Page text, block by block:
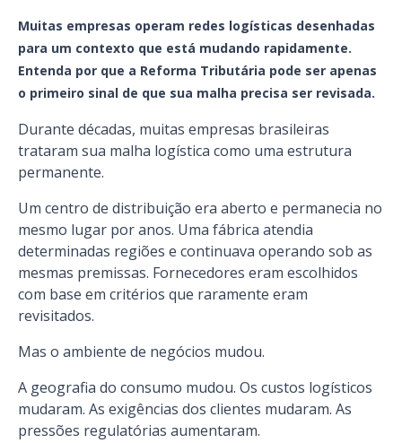
Muitas empresas operam redes logísticas desenhadas
para um contexto que está mudando rapidamente.
Entenda por que a Reforma Tributária pode ser apenas
o primeiro sinal de que sua malha precisa ser revisada.
Durante décadas, muitas empresas brasileiras
trataram sua malha logística como uma estrutura
permanente.
Um centro de distribuição era aberto e permanecia no
mesmo lugar por anos. Uma fábrica atendia
determinadas regiões e continuava operando sob as
mesmas premissas. Fornecedores eram escolhidos
com base em critérios que raramente eram
revisitados.
Mas o ambiente de negócios mudou.
A geografia do consumo mudou. Os custos logísticos
mudaram. As exigências dos clientes mudaram. As
pressões regulatórias aumentaram.